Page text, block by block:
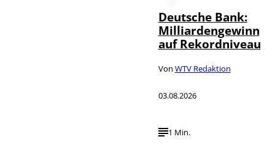
Deutsche Bank:
Milliardengewinn
auf Rekordniveau
Von WTV Redaktion
03.08.2026
1 Min.